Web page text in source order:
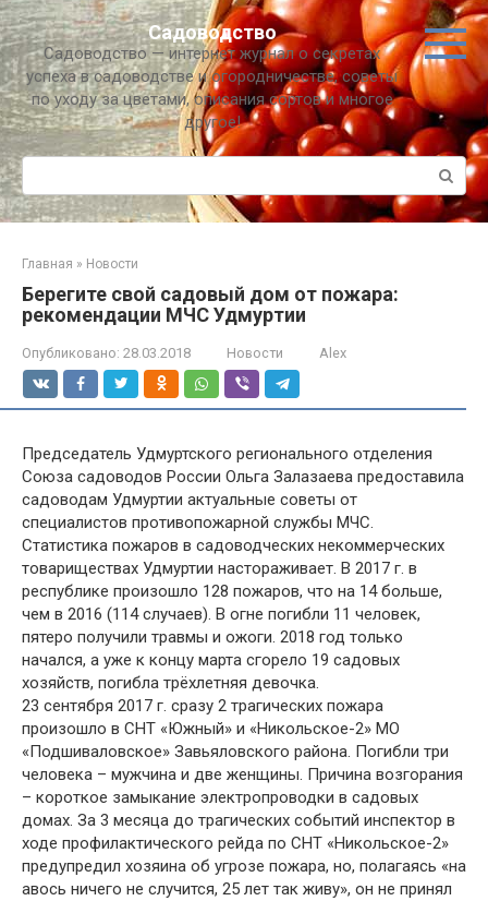
Перейти
к
контенту
Садоводство
Садоводство — интернет журнал о секретах
успеха в садоводстве и огородничестве, советы
по уходу за цветами, описания сортов и многое
другое!
Поиск:
Главная » Новости
Берегите свой садовый дом от пожара:
рекомендации МЧС Удмуртии
Опубликовано: 28.03.2018 Новости Alex
Председатель Удмуртского регионального отделения
Союза садоводов России Ольга Залазаева предоставила
садоводам Удмуртии актуальные советы от
специалистов противопожарной службы МЧС.
Статистика пожаров в садоводческих некоммерческих
товариществах Удмуртии настораживает. В 2017 г. в
республике произошло 128 пожаров, что на 14 больше,
чем в 2016 (114 случаев). В огне погибли 11 человек,
пятеро получили травмы и ожоги. 2018 год только
начался, а уже к концу марта сгорело 19 садовых
хозяйств, погибла трёхлетняя девочка.
23 сентября 2017 г. сразу 2 трагических пожара
произошло в СНТ «Южный» и «Никольское-2» МО
«Подшиваловское» Завьяловского района. Погибли три
человека – мужчина и две женщины. Причина возгорания
– короткое замыкание электропроводки в садовых
домах. За 3 месяца до трагических событий инспектор в
ходе профилактического рейда по СНТ «Никольское-2»
предупредил хозяина об угрозе пожара, но, полагаясь «на
авось ничего не случится, 25 лет так живу», он не принял